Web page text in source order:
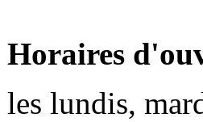
Horaires
les lundis,